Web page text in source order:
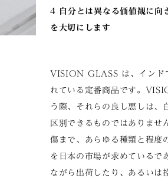
4 自分とは異なる価値観に向
を大切にします
VISION GLASS は、インド
れている定番商品です。
う際、それらの良し悪しは、
区別できるものではありませ
傷まで、あらゆる種類と程度
を日本の市場が求めているで
ながら出荷したり、あるいは